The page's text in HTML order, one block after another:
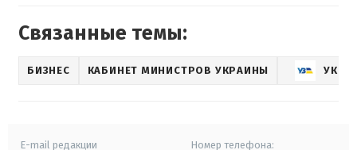
Связанные темы:
БИЗНЕС КАБИНЕТ МИНИСТРОВ УКРАИНЫ
E-mail редакции Номер телефона: